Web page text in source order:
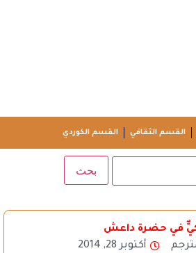
القسم الثقافي القسم الكوردي
في حضرة داعش
أكتوبر 28, 2014